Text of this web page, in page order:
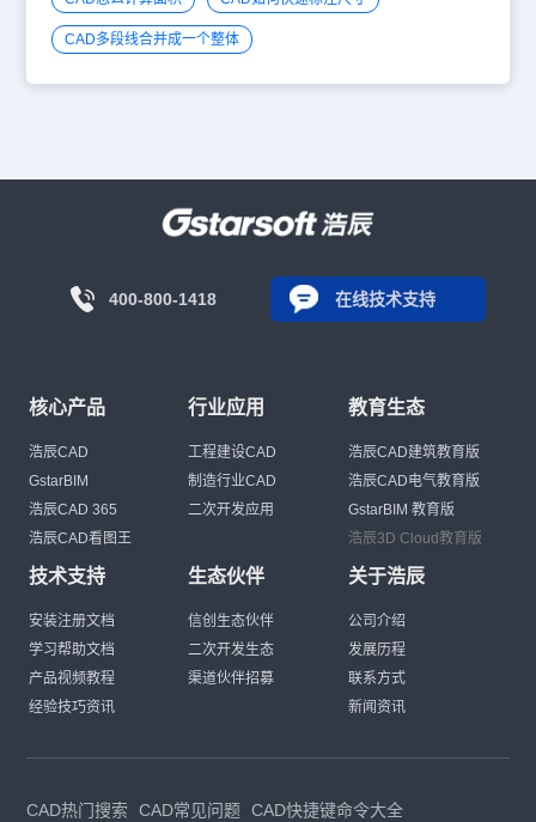
CAD多段线合并成一个整体
400-800-1418 在线技术支持
核心产品
浩辰CAD
GstarBIM
浩辰CAD 365
浩辰CAD看图王
行业应用
工程建设CAD
制造行业CAD
二次开发应用
教育生态
浩辰CAD建筑教育版
浩辰CAD电气教育版
GstarBIM 教育版
浩辰3D Cloud教育版
技术支持
安装注册文档
学习帮助文档
产品视频教程
经验技巧资讯
生态伙伴
信创生态伙伴
二次开发生态
渠道伙伴招募
关于浩辰
公司介绍
发展历程
联系方式
新闻资讯
CAD热门搜索 CAD常见问题 CAD快捷键命令大全